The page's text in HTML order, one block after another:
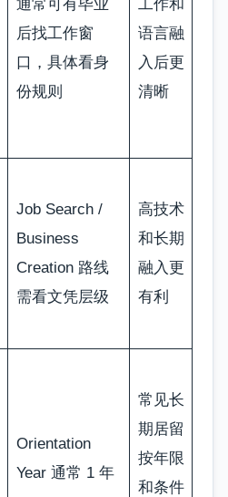
通常可有毕业
后找工作窗
口，具体看身
份规则
工作和
语言融
入后更
清晰
Job Search /
Business
Creation 路线
需看文凭层级
高技术
和长期
融入更
有利
Orientation
Year 通常 1 年
常见长
期居留
按年限
和条件